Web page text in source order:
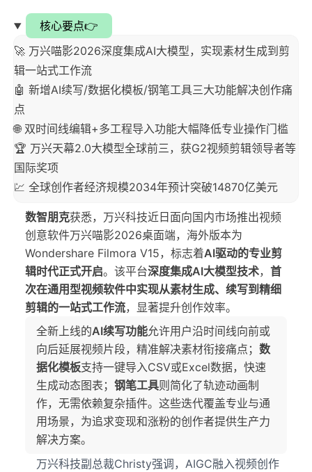
核心要点👉
🚀 万兴喵影2026深度集成AI大模型，实现素材生成到剪
辑一站式工作流
🤖 新增AI续写/数据化模板/钢笔工具三大功能解决创作痛
点
🌐 双时间线编辑+多工程导入功能大幅降低专业操作门槛
🏆 万兴天幕2.0大模型全球前三，获G2视频剪辑领导者等
国际奖项
💹 全球创作者经济规模2034年预计突破14870亿美元
数智朋克获悉，万兴科技近日面向国内市场推出视频
创意软件万兴喵影2026桌面端，海外版本为
Wondershare Filmora V15，标志着AI驱动的专业剪
辑时代正式开启。该平台深度集成AI大模型技术， 首
次在通用型视频软件中实现从素材生成、续写到精细
剪辑的一站式工作流，显著提升创作效率。
全新上线的AI续写功能允许用户沿时间线向前或
向后延展视频片段，精准解决素材衔接痛点； 数
据化模板支持一键导入CSV或Excel数据，快速
生成动态图表； 钢笔工具则简化了轨迹动画制
作，无需依赖复杂插件。这些迭代覆盖专业与通
用场景，为追求变现和涨粉的创作者提供生产力
解决方案。
万兴科技副总裁Christy强调，AIGC融入视频创作